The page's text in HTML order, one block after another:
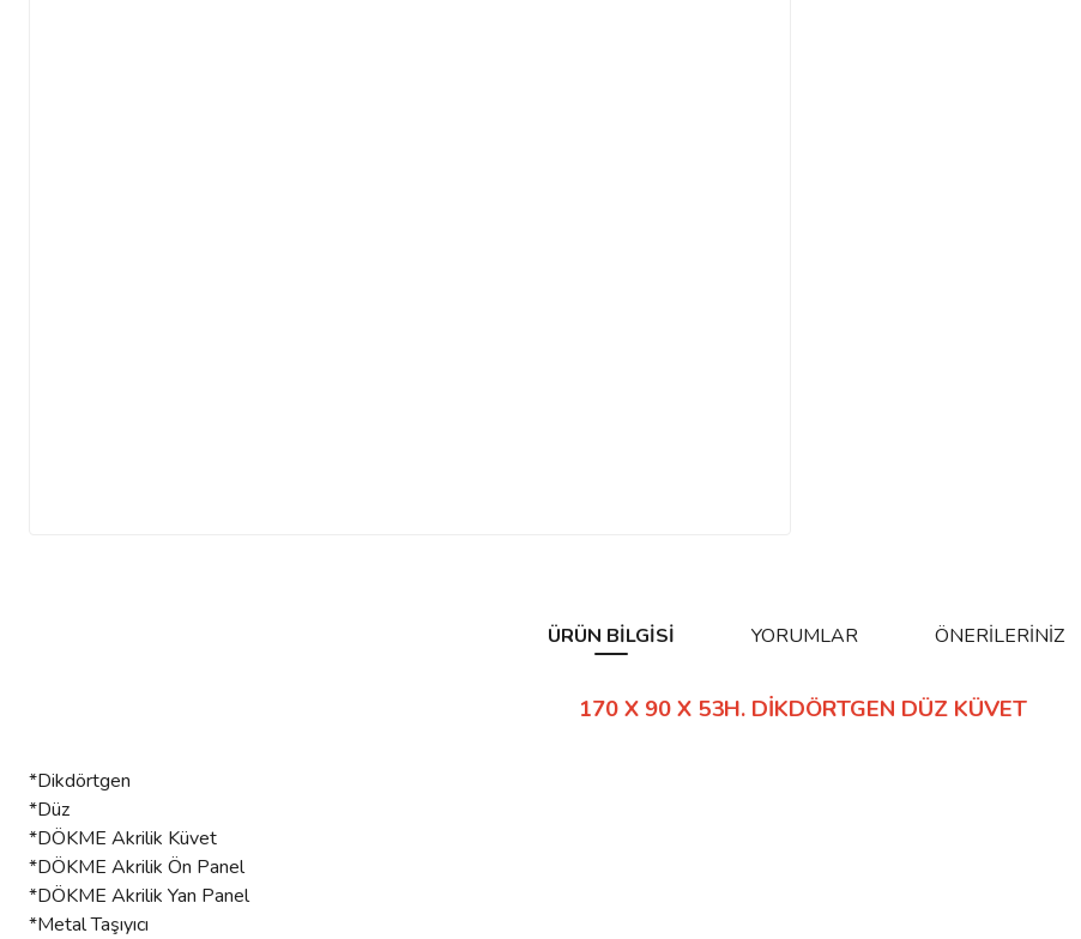
ÜRÜN BILGISI YORUMLAR ÖNERILERINIZ
170 X 90 X 53H. DİKDÖRTGEN DÜZ KÜVET
*Dikdörtgen
*Düz
*DÖKME Akrilik Küvet
*DÖKME Akrilik Ön Panel
*DÖKME Akrilik Yan Panel
*Metal Taşıyıcı